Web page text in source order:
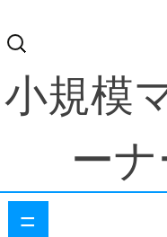
検
索:
小規模
ー
=